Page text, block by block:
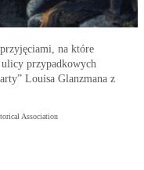
na które
ulicy przypadkowych
Louisa Glanzmana z
Association